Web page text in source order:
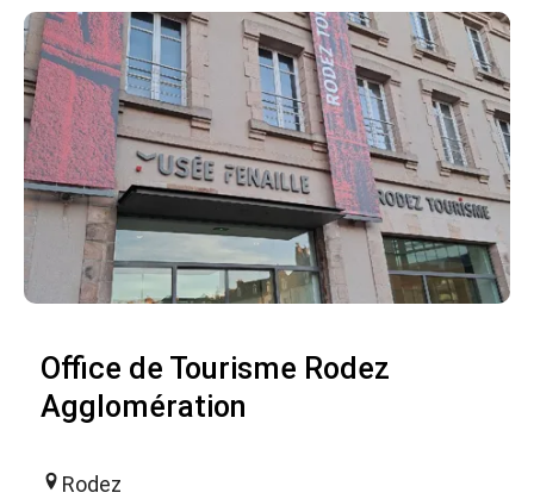
Office de Tourisme Rodez
Agglomération
Rodez